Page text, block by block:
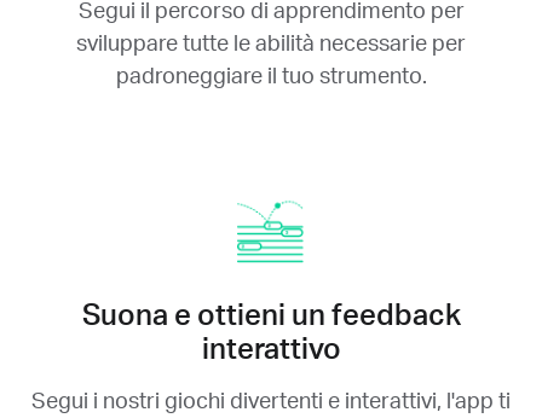
Segui il percorso di apprendimento per
sviluppare tutte le abilità necessarie per
padroneggiare il tuo strumento.
Suona e ottieni un feedback
interattivo
Segui i nostri giochi divertenti e interattivi, l'app ti